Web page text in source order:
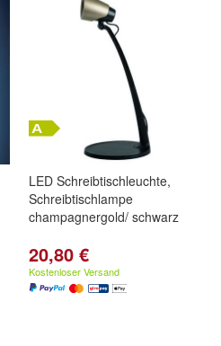
LED Schreibtischleuchte,
Schreibtischlampe
champagnergold/ schwarz
20,80 €
Kostenloser Versand